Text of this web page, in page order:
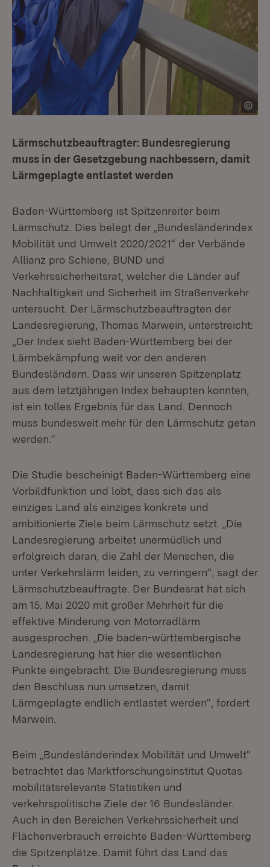
Lärmschutzbeauftragter: Bundesregierung
muss in der Gesetzgebung nachbessern, damit
Lärmgeplagte entlastet werden
Baden-Württemberg ist Spitzenreiter beim
Lärmschutz. Dies belegt der „Bundesländerindex
Mobilität und Umwelt 2020/2021“ der Verbände
Allianz pro Schiene, BUND und
Verkehrssicherheitsrat, welcher die Länder auf
Nachhaltigkeit und Sicherheit im Straßenverkehr
untersucht. Der Lärmschutzbeauftragten der
Landesregierung, Thomas Marwein, unterstreicht:
„Der Index sieht Baden-Württemberg bei der
Lärmbekämpfung weit vor den anderen
Bundesländern. Dass wir unseren Spitzenplatz
aus dem letztjährigen Index behaupten konnten,
ist ein tolles Ergebnis für das Land. Dennoch
muss bundesweit mehr für den Lärmschutz getan
werden.“
Die Studie bescheinigt Baden-Württemberg eine
Vorbildfunktion und lobt, dass sich das als
einziges Land als einziges konkrete und
ambitionierte Ziele beim Lärmschutz setzt. „Die
Landesregierung arbeitet unermüdlich und
erfolgreich daran, die Zahl der Menschen, die
unter Verkehrslärm leiden, zu verringern“, sagt der
Lärmschutzbeauftragte. Der Bundesrat hat sich
am 15. Mai 2020 mit großer Mehrheit für die
effektive Minderung von Motorradlärm
ausgesprochen. „Die baden-württembergische
Landesregierung hat hier die wesentlichen
Punkte eingebracht. Die Bundesregierung muss
den Beschluss nun umsetzen, damit
Lärmgeplagte endlich entlastet werden“, fordert
Marwein.
Beim „Bundesländerindex Mobilität und Umwelt“
betrachtet das Marktforschungsinstitut Quotas
mobilitätsrelevante Statistiken und
verkehrspolitische Ziele der 16 Bundesländer.
Auch in den Bereichen Verkehrssicherheit und
Flächenverbrauch erreichte Baden-Württemberg
die Spitzenplätze. Damit führt das Land das